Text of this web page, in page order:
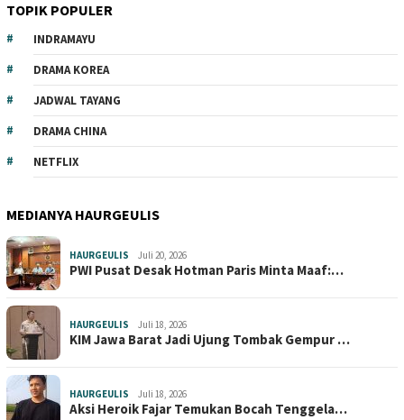
TOPIK POPULER
INDRAMAYU
DRAMA KOREA
JADWAL TAYANG
DRAMA CHINA
NETFLIX
MEDIANYA HAURGEULIS
HAURGEULIS Juli 20, 2026
PWI Pusat Desak Hotman Paris Minta Maaf:…
HAURGEULIS Juli 18, 2026
KIM Jawa Barat Jadi Ujung Tombak Gempur …
HAURGEULIS Juli 18, 2026
Aksi Heroik Fajar Temukan Bocah Tenggela…